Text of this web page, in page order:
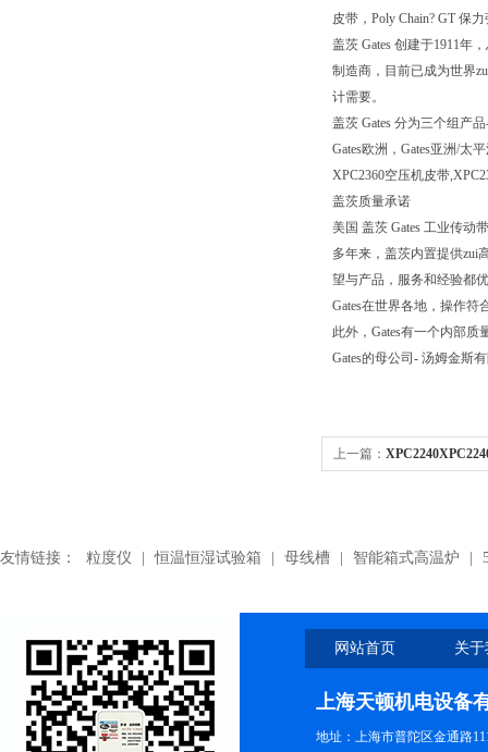
皮带，Poly Chain? GT 保
盖茨 Gates 创建于1911年
制造商，目前已成为世界
计需要。
盖茨 Gates 分为三个组产
Gates欧洲，Gates亚洲/太
XPC2360空压机皮带
盖茨质量承诺
美国 盖茨 Gates 工业传动
多年来，盖茨内置提供zui
望与产品，服务和经验都
Gates在世界各地，操作符
此外，Gates有一个内部
Gates的母公司- 汤姆金斯
上一篇：
友情链接： 粒度仪 恒温恒湿试验箱 母线槽 智能箱式高温炉
网站首页 关
上海天顿机电设备
地址：上海市普陀区金通路